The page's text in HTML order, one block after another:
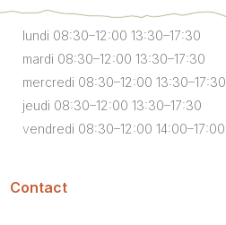
lundi 08:30–12:00 13:30–17:30
mardi 08:30–12:00 13:30–17:30
mercredi 08:30–12:00 13:30–17:30
jeudi 08:30–12:00 13:30–17:30
vendredi 08:30–12:00 14:00–17:00
Contact